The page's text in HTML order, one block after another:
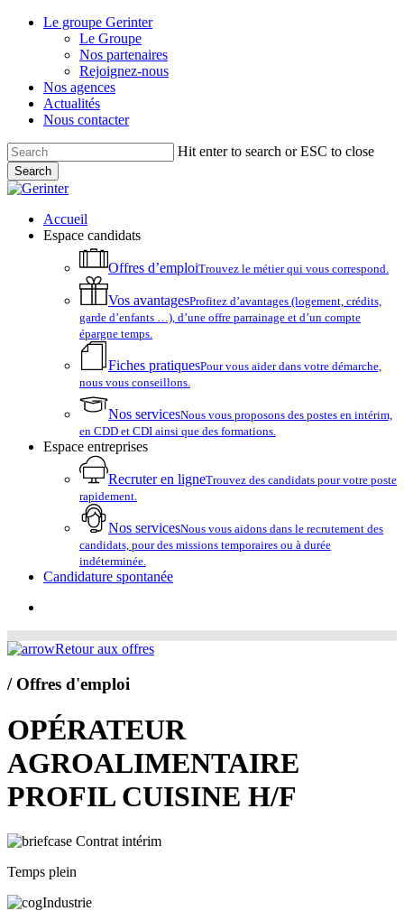
Skip
Le groupe Gerinter
Le Groupe
Nos partenaires
Rejoignez-nous
Nos agences
Actualités
Nous contacter
Hit enter to search or ESC to close
Search
Close
account
Menu
Accueil
Espace candidats
Offres d’emploiTrouvez le métier qui vous correspond.
Vos avantagesProfitez d’avantages (logement, crédits,
garde d’enfants …), d’une offre parrainage et d’un compte
épargne temps.
Fiches pratiquesPour vous aider dans votre démarche,
nous vous conseillons.
Nos servicesNous vous proposons des postes en intérim,
en CDD et CDI ainsi que des formations.
Espace entreprises
Recruter en ligneTrouvez des candidats pour votre poste
rapidement.
Nos servicesNous vous aidons dans le recrutement des
candidats, pour des missions temporaires ou à durée
indéterminée.
Candidature spontanée
Retour aux offres
/ Offres d'emploi
OPÉRATEUR
AGROALIMENTAIRE
PROFIL CUISINE H/F
Contrat intérim
Temps plein
Industrie